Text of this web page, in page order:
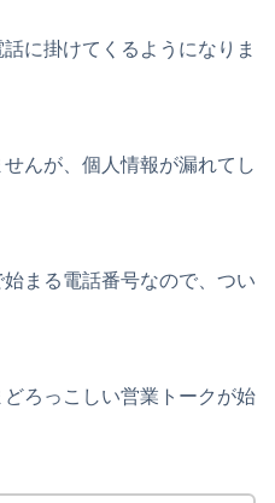
に掛けてくるようになりま
んが、個人情報が漏れてし
まる電話番号なので、つい
ろっこしい営業トークが始